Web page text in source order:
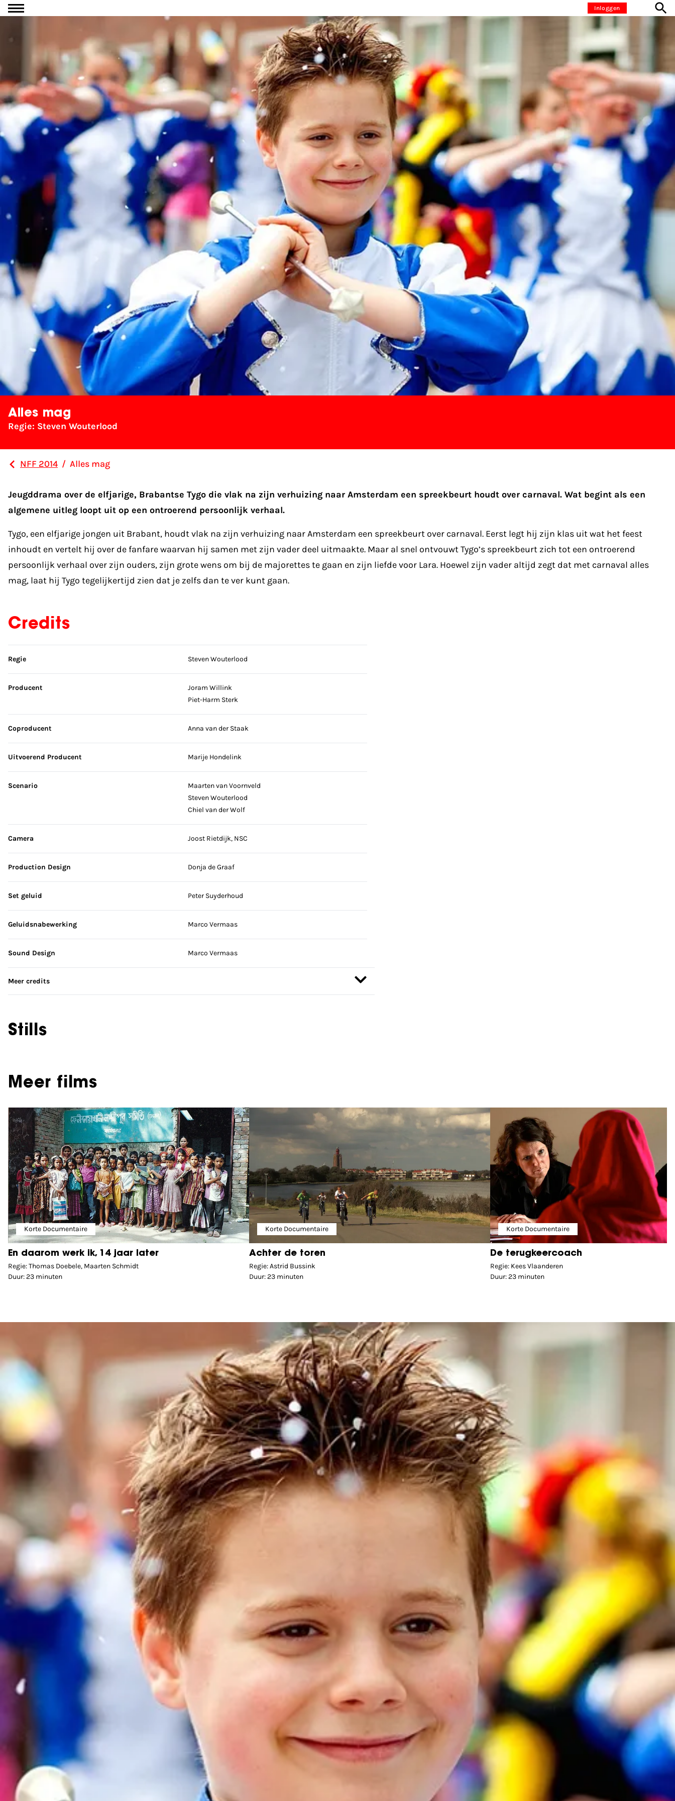
Ga naar inhoud Inloggen
Alles mag
Regie: Steven Wouterlood
NFF 2014 / Alles mag
Jeugddrama over de elfjarige, Brabantse Tygo die vlak na zijn verhuizing naar Amsterdam een spreekbeurt houdt over carnaval. Wat begint als een
algemene uitleg loopt uit op een ontroerend persoonlijk verhaal.
Tygo, een elfjarige jongen uit Brabant, houdt vlak na zijn verhuizing naar Amsterdam een spreekbeurt over carnaval. Eerst legt hij zijn klas uit wat het feest
inhoudt en vertelt hij over de fanfare waarvan hij samen met zijn vader deel uitmaakte. Maar al snel ontvouwt Tygo’s spreekbeurt zich tot een ontroerend
persoonlijk verhaal over zijn ouders, zijn grote wens om bij de majorettes te gaan en zijn liefde voor Lara. Hoewel zijn vader altijd zegt dat met carnaval alles
mag, laat hij Tygo tegelijkertijd zien dat je zelfs dan te ver kunt gaan.
Credits
Sla credits over
Regie Steven Wouterlood
Producent
Joram Willink
Piet-Harm Sterk
Coproducent Anna van der Staak
Uitvoerend Producent Marije Hondelink
Scenario
Maarten van Voornveld
Steven Wouterlood
Chiel van der Wolf
Camera Joost Rietdijk, NSC
Production Design Donja de Graaf
Set geluid Peter Suyderhoud
Geluidsnabewerking Marco Vermaas
Sound Design Marco Vermaas
Meer credits
Stills
Meer films
Korte Documentaire
En daarom werk ik, 14 jaar later
Regie: Thomas Doebele, Maarten Schmidt
Duur: 23 minuten
Korte Documentaire
Achter de toren
Regie: Astrid Bussink
Duur: 23 minuten
Korte Documentaire
De terugkeercoach
Regie: Kees Vlaanderen
Duur: 23 minuten